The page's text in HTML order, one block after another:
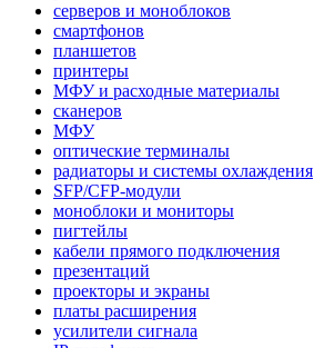
серверов и моноблоков
смартфонов
планшетов
принтеры
МФУ и расходные материалы
сканеров
МФУ
оптические терминалы
радиаторы и системы охлаждения
SFP/CFP-модули
моноблоки и мониторы
пигтейлы
кабели прямого подключения
презентаций
проекторы и экраны
платы расширения
усилители сигнала